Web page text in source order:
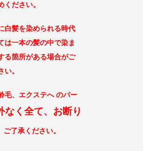
ださい。
白髪を染められる時代
は一本の髪の中で染ま
る箇所がある場合がご
。
毛、エクステへ のパー
なく全て、お断り
ご了承ください。